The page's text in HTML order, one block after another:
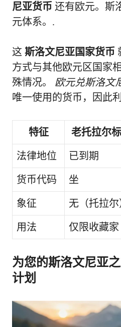
尼亚货币 还有欧元。斯
元体系。.
这 斯洛文尼亚国家货币
方式与其他欧元区国家
殊情况。 欧元兑斯洛文
唯一使用的货币，因此
特征 老托拉尔
法律地位 已到期
货币代码 坐
象征 无（托拉尔
用法 仅限收藏家
为您的斯洛文尼亚
计划